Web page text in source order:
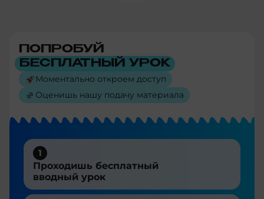
ПОПРОБУЙ
БЕСПЛАТНЫЙ УРОК
Моментально откроем доступ
Оценишь нашу подачу материала
1
Проходишь бесплатный
вводный урок